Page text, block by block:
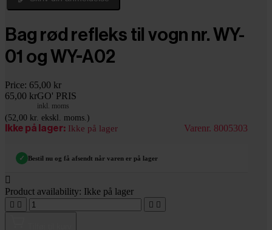
Bag rød refleks til vogn nr. WY-
01 og WY-A02
Price: 65,00 kr
65,00 krGO' PRIS
inkl. moms
(52,00 kr. ekskl. moms.)
Ikke på lager: Ikke på lager Varenr. 8005303
✓ Bestil nu og få afsendt når varen er på lager

Product availability: Ikke på lager
   